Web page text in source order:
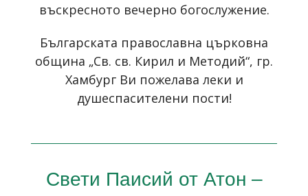
въскресното вечерно богослужение.
Българската православна църковна
община „Св. св. Кирил и Методий“, гр.
Хамбург Ви пожелава леки и
душеспасителени пости!
Свети Паисий от Атон –